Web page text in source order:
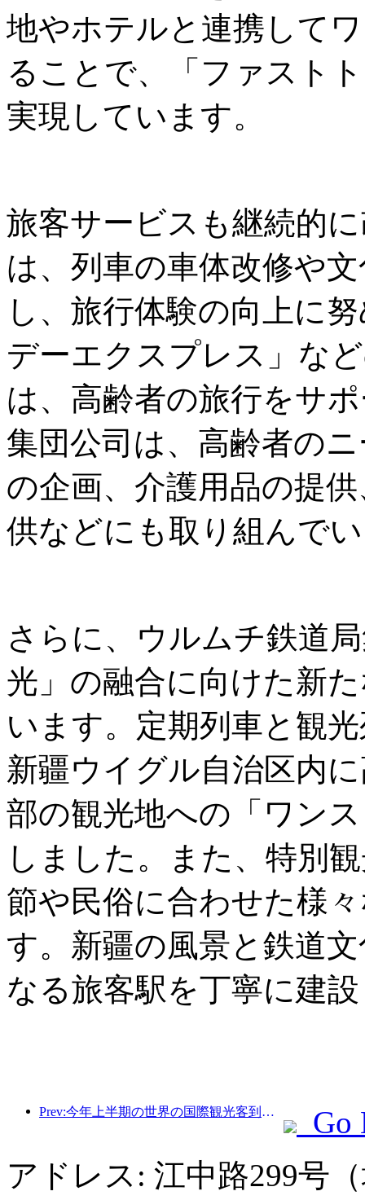
地やホテルと連携して
ることで、「ファスト
実現しています。
旅客サービスも継続的
は、列車の車体改修や
し、旅行体験の向上に
デーエクスプレス」な
は、高齢者の旅行をサ
集団公司は、高齢者の
の企画、介護用品の提
供などにも取り組んで
さらに、ウルムチ鉄道
光」の融合に向けた新
います。定期列車と観
新疆ウイグル自治区内
部の観光地への「ワン
しました。また、特別
節や民俗に合わせた様
す。新疆の風景と鉄道
なる旅客駅を丁寧に建
Prev:今年上半期の世界の国際観光客到着数は前年比5％増加した。
Go
アドレス: 江中路299号